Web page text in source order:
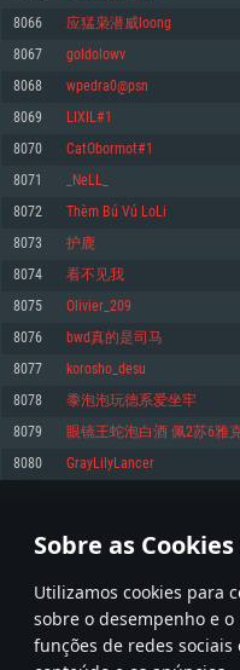
Sobre as
Utilizamos cookies para
sobre o desempenho e
funções de redes
Mínimo
Sistema Operativo: Windows 10
Processador: Dual-Core 2.2 GHz
Memória: 4GB
Placa Gráfica: Placa com DirectX
GTX 660. Resolução mínima
Network: Internet de banda larga.
Disco: 23,1 GB
Recomendado
superior, Radeon RX 570 ou
Disco: 75,9 GB
Mínimo
Sistema Operativo: Mac OS Big
Processador: Core i5 2.2GHz
Memória: 6 GB
Placa Gráfica: Intel Iris Pro 5200
Resolução mínima suportada:
Network: Internet de banda larga.
Disco: 21,5 GB
Recomendado
Network: Internet de banda larga.
Mínimo
Sistema Operativo:
Processador: Dual-Core 2.4 GHz
Memória: 4 GB
Placa Gráfica: NVIDIA 660 com
meses) / equivalentes AMD com
Vulkan (não mais de 6 meses);
Network: Internet de banda larga.
Disco: 21,5 GB
Recomendado
Sistema Operativo: Ubuntu 20.04
Processador: Intel Core i7
Memória: 16 GB
Placa Gráfica: NVIDIA 1060 com
meses) / equivalentes AMD
Network: Internet de banda larga.
8066 应猛枭潜威loong
8067 goldolowv
8068 wpedra0@psn
8069 LIXIL#1
8070 CatObormot#1
8071 _NeLL_
8072 Thèm Bú Vú LoLi
8073 护鹿
8074 看不见我
8075 Olivier_209
8076 bwd真的是司马
8077 korosho_desu
8078 黍泡泡玩德系爱坐牢
8079 眼镜王蛇泡白酒 佩2苏6雅
8080 GrayLilyLancer